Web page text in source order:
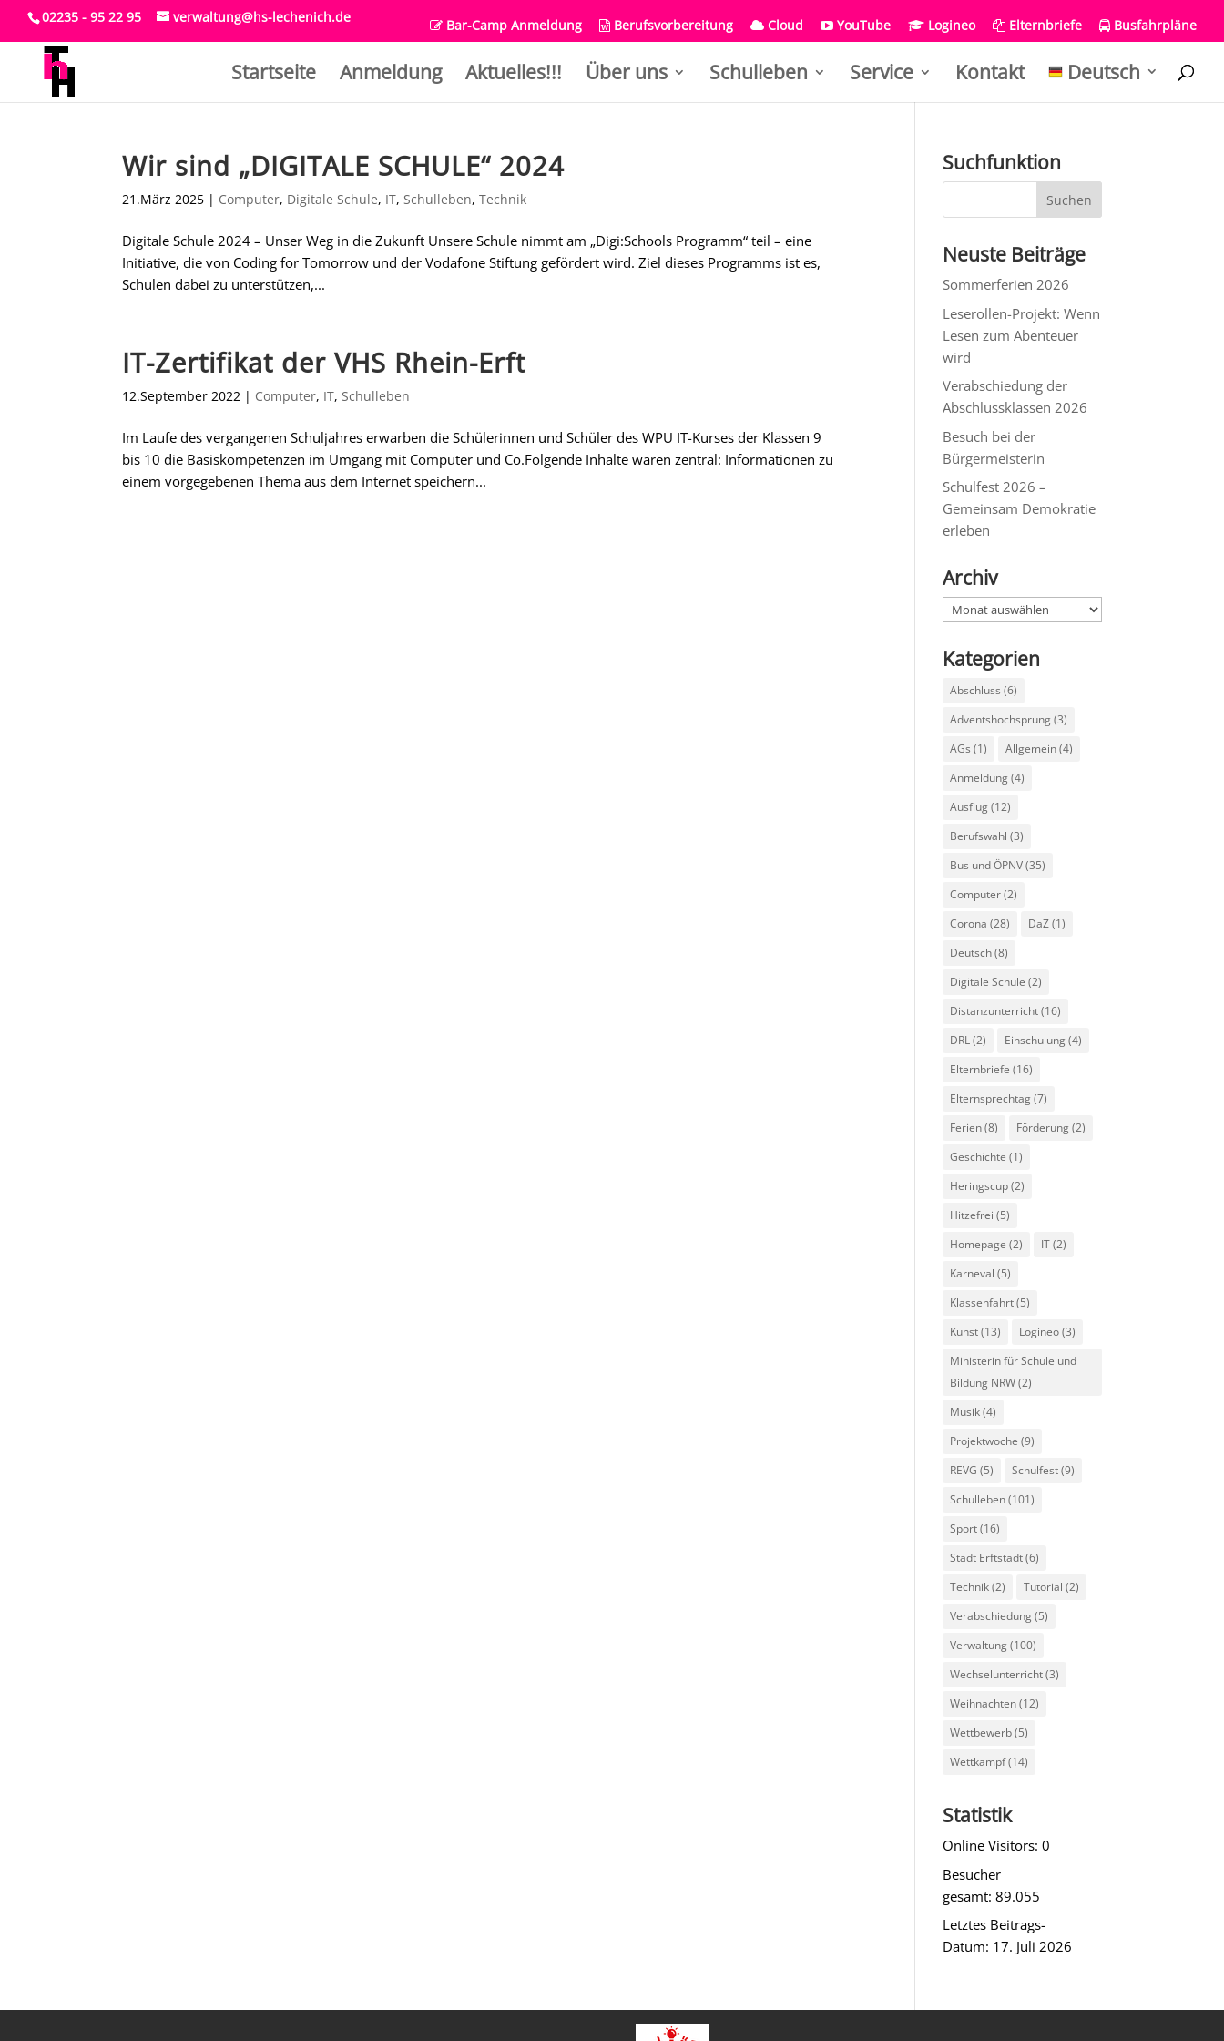
02235 - 95 22 95 verwaltung@hs-lechenich.de Bar-Camp Anmeldung Berufsvorbereitung Cloud YouTube Logineo Elternbriefe Busfahrpläne
Startseite Anmeldung Aktuelles!!! Über uns Schulleben Service Kontakt Deutsch
Wir sind „DIGITALE SCHULE“ 2024
21.März 2025 | Computer, Digitale Schule, IT,Schulleben,Technik
Digitale Schule 2024 – Unser Weg in die Zukunft Unsere Schule nimmt am „Digi:Schools Programm“ teil – eine
Initiative, die von Coding for Tomorrow und der Vodafone Stiftung gefördert wird. Ziel dieses Programms ist es,
Schulen dabei zu unterstützen,...
IT-Zertifikat der VHS Rhein-Erft
12.September 2022 | Computer, IT,Schulleben
Im Laufe des vergangenen Schuljahres erwarben die Schülerinnen und Schüler des WPU IT-Kurses der Klassen 9
bis 10 die Basiskompetenzen im Umgang mit Computer und Co.Folgende Inhalte waren zentral: Informationen zu
einem vorgegebenen Thema aus dem Internet speichern...
Suchfunktion
Neuste Beiträge
Sommerferien 2026
Leserollen-Projekt: Wenn
Lesen zum Abenteuer
wird
Verabschiedung der
Abschlussklassen 2026
Besuch bei der
Bürgermeisterin
Schulfest 2026 –
Gemeinsam Demokratie
erleben
Archiv
Archiv
Kategorien
Abschluss (6)
Adventshochsprung(3)
AGs (1) Allgemein(4)
Anmeldung(4)
Ausflug(12)
Berufswahl (3)
Bus und ÖPNV(35)
Computer(2)
Corona (28) DaZ(1)
Deutsch(8)
Digitale Schule (2)
Distanzunterricht(16)
DRL(2) Einschulung(4)
Elternbriefe (16)
Elternsprechtag(7)
Ferien(8) Förderung(2)
Geschichte (1)
Heringscup(2)
Hitzefrei (5)
Homepage (2) IT(2)
Karneval (5)
Klassenfahrt(5)
Kunst(13) Logineo(3)
Ministerin für Schule und
Bildung NRW(2)
Musik(4)
Projektwoche (9)
REVG (5) Schulfest(9)
Schulleben(101)
Sport(16)
Stadt Erftstadt(6)
Technik(2) Tutorial (2)
Verabschiedung(5)
Verwaltung(100)
Wechselunterricht(3)
Weihnachten(12)
Wettbewerb(5)
Wettkampf(14)
Statistik
Online Visitors:0
Besucher
gesamt:89.055
Letztes Beitrags-
Datum: 17. Juli 2026